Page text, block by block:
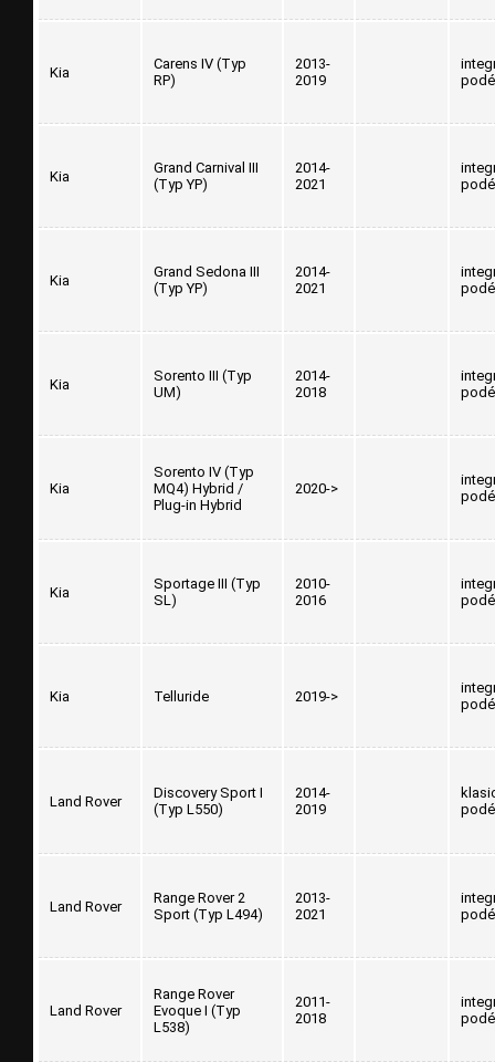
Kia
Carens IV (Typ
RP)
2013-
2019
Kia
Grand Carnival III
(Typ YP)
2014-
2021
Kia
Grand Sedona III
(Typ YP)
2014-
2021
Kia
Sorento III (Typ
UM)
2014-
2018
Kia
Sorento IV (Typ
MQ4) Hybrid /
Plug-in Hybrid
2020->
Kia
Sportage III (Typ
SL)
2010-
2016
Kia Telluride 2019->
Land Rover
Discovery Sport I
(Typ L550)
2014-
2019
Land Rover
Range Rover 2
Sport (Typ L494)
2013-
2021
Land Rover
Range Rover
Evoque I (Typ
L538)
2011-
2018